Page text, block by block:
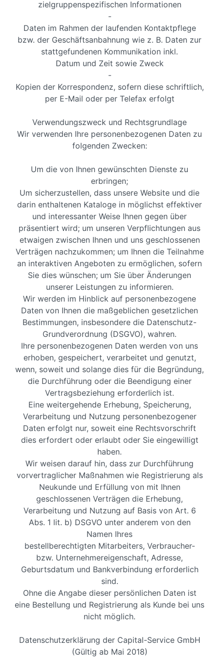
zielgruppenspezifischen Informationen
-
Daten im Rahmen der laufenden Kontaktpflege
bzw. der Geschäftsanbahnung wie z. B. Daten zur
stattgefundenen Kommunikation inkl.
Datum und Zeit sowie Zweck
-
Kopien der Korrespondenz, sofern diese schriftlich,
per E-Mail oder per Telefax erfolgt
Verwendungszweck und Rechtsgrundlage
Wir verwenden Ihre personenbezogenen Daten zu
folgenden Zwecken:
Um die von Ihnen gewünschten Dienste zu
erbringen;
Um sicherzustellen, dass unsere Website und die
darin enthaltenen Kataloge in möglichst effektiver
und interessanter Weise Ihnen gegen über
präsentiert wird; um unseren Verpflichtungen aus
etwaigen zwischen Ihnen und uns geschlossenen
Verträgen nachzukommen; um Ihnen die Teilnahme
an interaktiven Angeboten zu ermöglichen, sofern
Sie dies wünschen; um Sie über Änderungen
unserer Leistungen zu informieren.
Wir werden im Hinblick auf personenbezogene
Daten von Ihnen die maßgeblichen gesetzlichen
Bestimmungen, insbesondere die Datenschutz-
Grundverordnung (DSGVO), wahren.
Ihre personenbezogenen Daten werden von uns
erhoben, gespeichert, verarbeitet und genutzt,
wenn, soweit und solange dies für die Begründung,
die Durchführung oder die Beendigung einer
Vertragsbeziehung erforderlich ist.
Eine weitergehende Erhebung, Speicherung,
Verarbeitung und Nutzung personenbezogener
Daten erfolgt nur, soweit eine Rechtsvorschrift
dies erfordert oder erlaubt oder Sie eingewilligt
haben.
Wir weisen darauf hin, dass zur Durchführung
vorvertraglicher Maßnahmen wie Registrierung als
Neukunde und Erfüllung von mit Ihnen
geschlossenen Verträgen die Erhebung,
Verarbeitung und Nutzung auf Basis von Art. 6
Abs. 1 lit. b) DSGVO unter anderem von den
Namen Ihres
bestellberechtigten Mitarbeiters, Verbraucher-
bzw. Unternehmereigenschaft, Adresse,
Geburtsdatum und Bankverbindung erforderlich
sind.
Ohne die Angabe dieser persönlichen Daten ist
eine Bestellung und Registrierung als Kunde bei uns
nicht möglich.
Datenschutzerklärung der Capital-Service GmbH
(Gültig ab Mai 2018)